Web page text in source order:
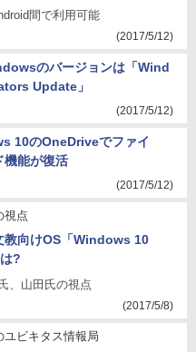
間で利用可能
(2017/5/12)
のバージョンは「Wind
Update」
(2017/5/12)
10のOneDriveでファイ
機能が復活
(2017/5/12)
視点
教向けOS「Windows 10
?
、山田氏の視点
(2017/5/8)
ユビキタス情報局